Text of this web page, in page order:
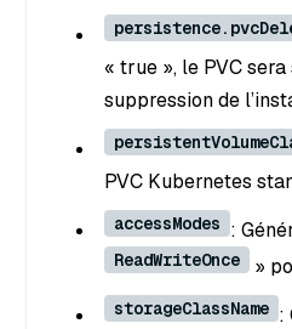
« true », le PVC
suppression de
PVC Kubernetes
accessModes :
ReadWriteOnce »
storageClassName :